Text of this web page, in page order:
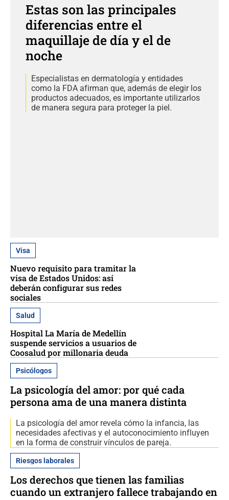
Estas son las principales
diferencias entre el
maquillaje de día y el de
noche
Especialistas en dermatología y entidades
como la FDA afirman que, además de elegir los
productos adecuados, es importante utilizarlos
de manera segura para proteger la piel.
Visa
Nuevo requisito para tramitar la
visa de Estados Unidos: así
deberán configurar sus redes
sociales
Salud
Hospital La María de Medellín
suspende servicios a usuarios de
Coosalud por millonaria deuda
Psicólogos
La psicología del amor: por qué cada
persona ama de una manera distinta
La psicología del amor revela cómo la infancia, las
necesidades afectivas y el autoconocimiento influyen
en la forma de construir vínculos de pareja.
Riesgos laborales
Los derechos que tienen las familias
cuando un extranjero fallece trabajando en